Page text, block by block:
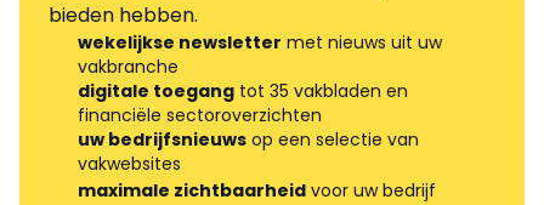
bieden hebben.
wekelijkse newsletter met nieuws uit uw
vakbranche
digitale toegang tot 35 vakbladen en
financiële sectoroverzichten
uw bedrijfsnieuws op een selectie van
vakwebsites
maximale zichtbaarheid voor uw bedrijf